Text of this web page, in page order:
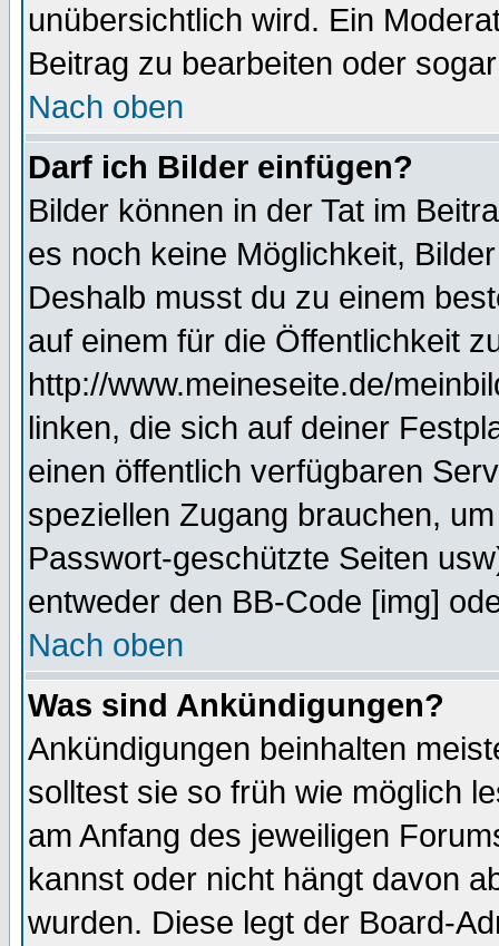
unübersichtlich wird. Ein
Beitrag zu bearbeiten oder
Nach oben
Darf ich Bilder einfügen?
Bilder können in der Tat im
es noch keine Möglichkeit,
Deshalb musst du zu einem
auf einem für die Öffentlichkeit
http://www.meineseite.de/
linken, die sich auf deiner
einen öffentlich verfügbaren
speziellen Zugang brauchen,
Passwort-geschützte Seiten
entweder den BB-Code [img]
Nach oben
Was sind Ankündigungen?
Ankündigungen beinhalten
solltest sie so früh wie möglich
am Anfang des jeweiligen
kannst oder nicht hängt davon
wurden. Diese legt der Board-